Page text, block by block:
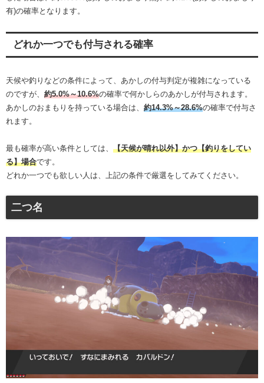
有)の確率となります。
どれか一つでも付与される確率
天候や釣りなどの条件によって、あかしの付与判定が複雑になっている
のですが、 約5.0%～10.6%の確率で何かしらのあかしが付与されます。
あかしのおまもりを持っている場合は、 約14.3%～28.6%の確率で付与さ
れます。
最も確率が高い条件としては、 【天候が晴れ以外】かつ【釣りをしてい
る】場合です。
どれか一つでも欲しい人は、上記の条件で厳選をしてみてください。
二つ名